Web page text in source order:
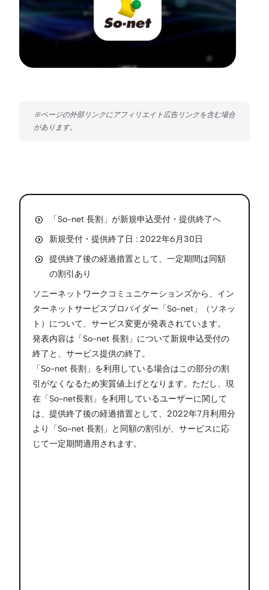
「So-net 長割」が新規申込受付・提供終了へ
新規受付・提供終了日 : 2022年6月30日
提供終了後の経過措置として、一定期間は同額
の割引あり
ソニーネットワークコミュニケーションズから、イン
ターネットサービスプロバイダー「So-net」（ソネッ
ト）について、サービス変更が発表されています。
発表内容は「So-net 長割」について新規申込受付の
終了と、サービス提供の終了。
「So-net 長割」を利用している場合はこの部分の割
引がなくなるため実質値上げとなります。ただし、現
在「So-net長割」を利用しているユーザーに関して
は、提供終了後の経過措置として、2022年7月利用分
より「So-net 長割」と同額の割引が、サービスに応
じて一定期間適用されます。